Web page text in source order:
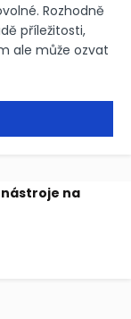
Rozhodně
příležitosti,
ale může ozvat
na